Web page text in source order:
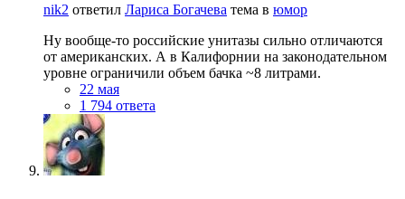
nik2 ответил Лариса Богачева тема в юмор
Ну вообще-то российские унитазы сильно отличаются
от американских. А в Калифорнии на законодательном
уровне ограничили объем бачка ~8 литрами.
22 мая
1 794 ответа